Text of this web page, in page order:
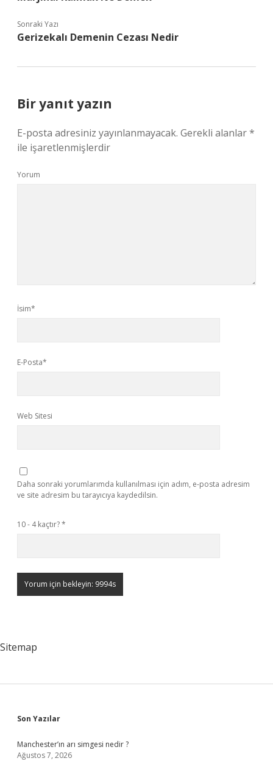
Sonraki Yazı
Gerizekalı Demenin Cezası Nedir
Bir yanıt yazın
E-posta adresiniz yayınlanmayacak. Gerekli alanlar*
ile işaretlenmişlerdir
Yorum
İsim*
E-Posta*
Web Sitesi
Daha sonraki yorumlarımda kullanılması için adım, e-posta adresim
ve site adresim bu tarayıcıya kaydedilsin.
10 - 4 kaçtır?*
Sitemap
Sidebar
Son Yazılar
Manchester’ın arı simgesi nedir ?
Ağustos 7, 2026